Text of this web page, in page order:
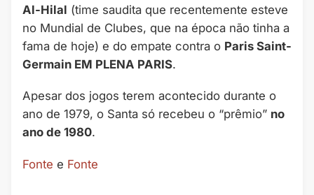
Al-Hilal (time saudita que recentemente esteve
no Mundial de Clubes, que na época não tinha a
fama de hoje) e do empate contra o Paris Saint-
Germain EM PLENA PARIS.
Apesar dos jogos terem acontecido durante o
ano de 1979, o Santa só recebeu o “prêmio” no
ano de 1980.
Fonte e Fonte